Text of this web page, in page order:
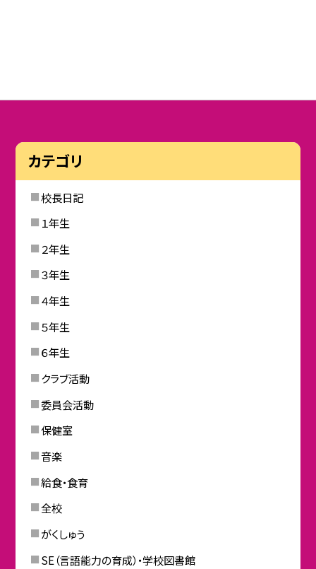
カテゴリ
校長日記
１年生
２年生
３年生
４年生
５年生
６年生
クラブ活動
委員会活動
保健室
音楽
給食・食育
全校
がくしゅう
SE（言語能力の育成）・学校図書館